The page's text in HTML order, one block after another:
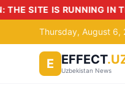
MODE! ⚠️
Thursday, August 6,
E EFFECT
Uzbekistan News